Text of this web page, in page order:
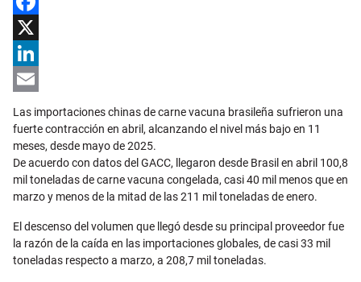
Facebook
X
LinkedIn
Email
Las importaciones chinas de carne vacuna brasileña sufrieron una
fuerte contracción en abril, alcanzando el nivel más bajo en 11
meses, desde mayo de 2025.
De acuerdo con datos del GACC, llegaron desde Brasil en abril 100,8
mil toneladas de carne vacuna congelada, casi 40 mil menos que en
marzo y menos de la mitad de las 211 mil toneladas de enero.
El descenso del volumen que llegó desde su principal proveedor fue
la razón de la caída en las importaciones globales, de casi 33 mil
toneladas respecto a marzo, a 208,7 mil toneladas.